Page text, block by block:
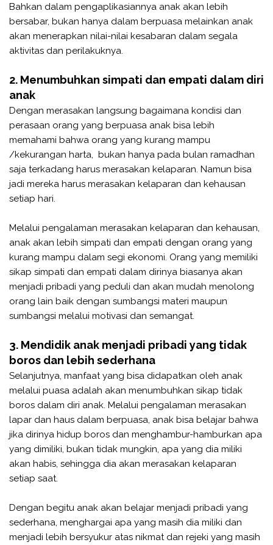
Bahkan dalam pengaplikasiannya anak akan lebih
bersabar, bukan hanya dalam berpuasa melainkan anak
akan menerapkan nilai-nilai kesabaran dalam segala
aktivitas dan perilakuknya.
2. Menumbuhkan simpati dan empati dalam diri
anak
Dengan merasakan langsung bagaimana kondisi dan
perasaan orang yang berpuasa anak bisa lebih
memahami bahwa orang yang kurang mampu
/kekurangan harta, bukan hanya pada bulan ramadhan
saja terkadang harus merasakan kelaparan. Namun bisa
jadi mereka harus merasakan kelaparan dan kehausan
setiap hari.
Melalui pengalaman merasakan kelaparan dan kehausan,
anak akan lebih simpati dan empati dengan orang yang
kurang mampu dalam segi ekonomi. Orang yang memiliki
sikap simpati dan empati dalam dirinya biasanya akan
menjadi pribadi yang peduli dan akan mudah menolong
orang lain baik dengan sumbangsi materi maupun
sumbangsi melalui motivasi dan semangat.
3. Mendidik anak menjadi pribadi yang tidak
boros dan lebih sederhana
Selanjutnya, manfaat yang bisa didapatkan oleh anak
melalui puasa adalah akan menumbuhkan sikap tidak
boros dalam diri anak. Melalui pengalaman merasakan
lapar dan haus dalam berpuasa, anak bisa belajar bahwa
jika dirinya hidup boros dan menghambur-hamburkan apa
yang dimiliki, bukan tidak mungkin, apa yang dia miliki
akan habis, sehingga dia akan merasakan kelaparan
setiap saat.
Dengan begitu anak akan belajar menjadi pribadi yang
sederhana, menghargai apa yang masih dia miliki dan
menjadi lebih bersyukur atas nikmat dan rejeki yang masih